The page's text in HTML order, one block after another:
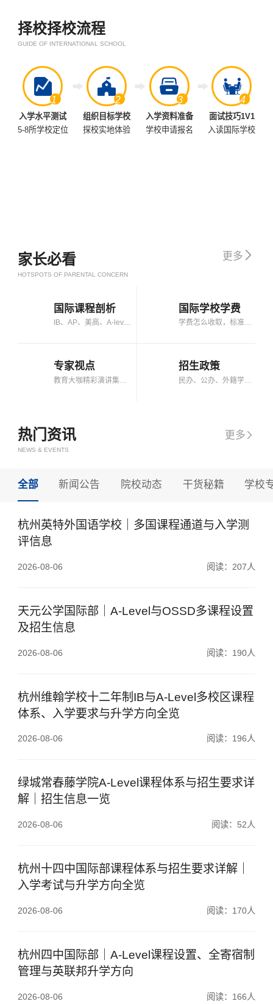
择校择校流程
GUIDE OF INTERNATIONAL SCHOOL
1
入学水平测试
5-8所学校定位
2
组织目标学校
探校实地体验
3
入学资料准备
学校申请报名
4
面试技巧1V1
入读国际学校
家长必看
HOTSPOTS OF PARENTAL CONCERN
更多 
国际课程剖析
IB、AP、美高、A-lev....
国际学校学费
学费怎么收取，标准是....
专家视点 招生政策
热门资讯
NEWS & EVENTS
更多 
全部 新闻公告 院校动态 干货秘籍 学校
杭州英特外国语学校｜多国课程通道与入学测
评信息
2026-08-06 阅读：207人
天元公学国际部｜A-Level与OSSD多课程设置
及招生信息
2026-08-06 阅读：190人
杭州维翰学校十二年制IB与A-Level多校区课程
体系、入学要求与升学方向全览
2026-08-06 阅读：196人
绿城常春藤学院A-Level课程体系与招生要求详
解｜招生信息一览
2026-08-06 阅读：52人
杭州十四中国际部课程体系与招生要求详解｜
入学考试与升学方向全览
2026-08-06 阅读：170人
杭州四中国际部｜A-Level课程设置、全寄宿制
管理与英联邦升学方向
2026-08-06 阅读：166人